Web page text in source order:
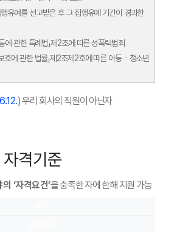
유예를 선고받은 후 그 집행유예 기간이 경과한
에 관한 특례법」제2조에 따른 성폭력범죄
호에 관한 법률」제2조제2호에 따른 아동ㆍ청소년
) 우리 회사의 직원이 아닌자
격기준
‘자격요건’을 충족한 자에 한해 지원 가능